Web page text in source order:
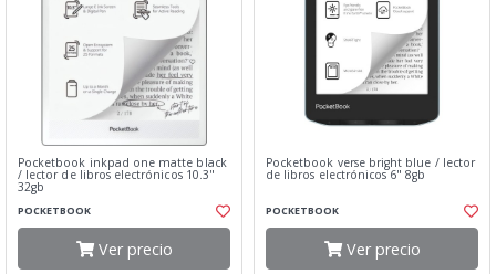
Pocketbook inkpad one matte black
/ lector de libros electrónicos 10.3"
32gb
POCKETBOOK
Ver precio
Pocketbook verse bright blue / lector
de libros electrónicos 6" 8gb
POCKETBOOK
Ver precio